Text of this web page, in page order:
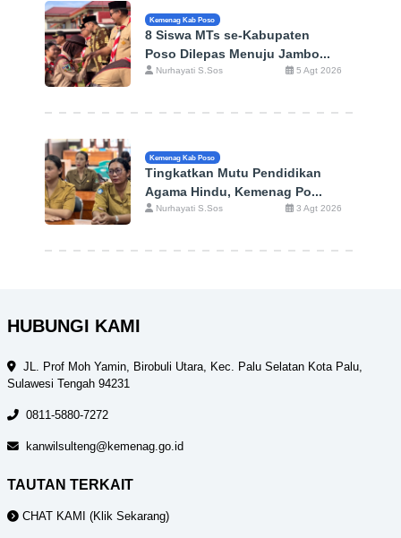
Kemenag Kab Poso
8 Siswa MTs se-Kabupaten
Poso Dilepas Menuju Jambo...
Nurhayati S.Sos 5 Agt 2026
Kemenag Kab Poso
Tingkatkan Mutu Pendidikan
Agama Hindu, Kemenag Po...
Nurhayati S.Sos 3 Agt 2026
HUBUNGI KAMI
JL. Prof Moh Yamin, Birobuli Utara, Kec. Palu Selatan Kota Palu,
Sulawesi Tengah 94231
0811-5880-7272
kanwilsulteng@kemenag.go.id
TAUTAN TERKAIT
CHAT KAMI (Klik Sekarang)